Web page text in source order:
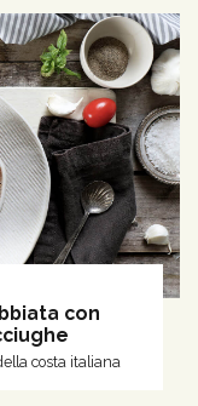
con
costa italiana